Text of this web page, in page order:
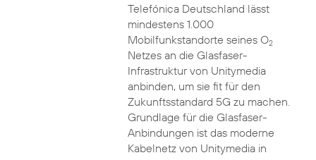
Telefónica Deutschland lässt
mindestens 1.000
Mobilfunkstandorte seines O2
Netzes an die Glasfaser-
Infrastruktur von Unitymedia
anbinden, um sie fit für den
Zukunftsstandard 5G zu machen.
Grundlage für die Glasfaser-
Anbindungen ist das moderne
Kabelnetz von Unitymedia in